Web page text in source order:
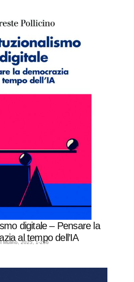
digitale – Pensare la
al tempo dell’IA
Il Mulino, 2025, 1-256